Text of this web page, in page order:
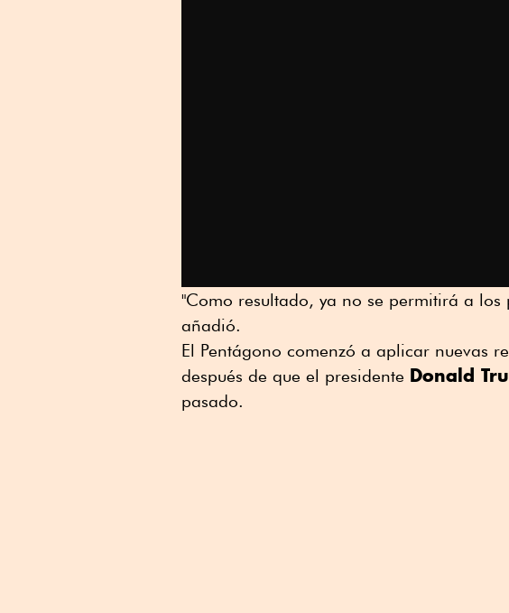
"Como resultado, ya no se permitirá a
añadió.
El Pentágono comenzó a aplicar nuevas
después de que el presidente Donald
pasado.